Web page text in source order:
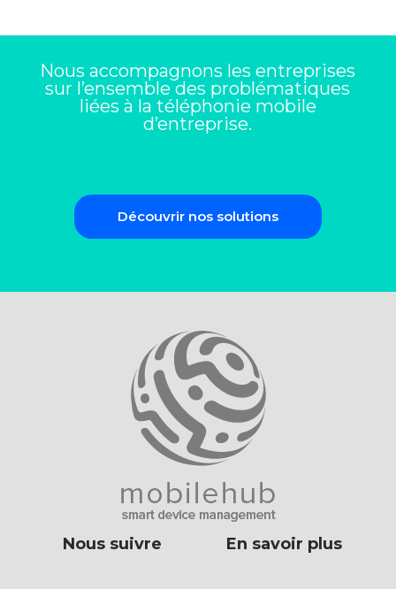
Nous accompagnons les entreprises
sur l’ensemble des problématiques
liées à la téléphonie mobile
d’entreprise.
Découvrir nos solutions
Nous suivre En savoir plus